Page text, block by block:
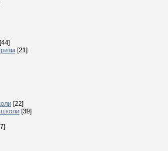
[44]
[21]
[22]
школи [39]